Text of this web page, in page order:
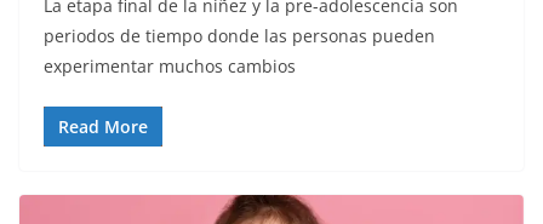
La etapa final de la niñez y la pre-adolescencia son
periodos de tiempo donde las personas pueden
experimentar muchos cambios
Read More